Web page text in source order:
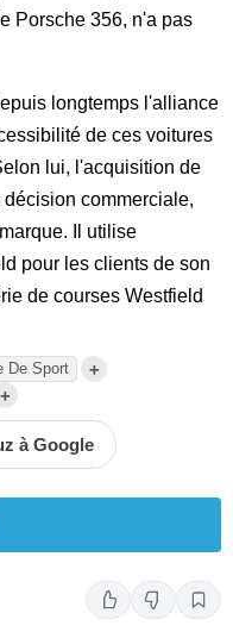
Porsche 356, n'a pas
longtemps l'alliance
de ces voitures
lui, l'acquisition de
commerciale,
Il utilise
pour les clients de son
de courses Westfield
De Sport +
+
à Google